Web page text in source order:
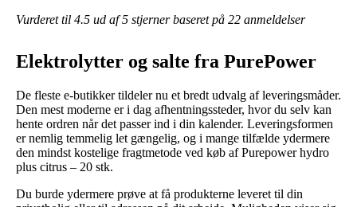
Vurderet til 4.5 ud af 5 stjerner baseret på 22 anmeldelser
Elektrolytter og salte fra PurePower
De fleste e-butikker tildeler nu et bredt udvalg af leveringsmåder.
Den mest moderne er i dag afhentningssteder, hvor du selv kan
hente ordren når det passer ind i din kalender. Leveringsformen
er nemlig temmelig let gængelig, og i mange tilfælde ydermere
den mindst kostelige fragtmetode ved køb af Purepower hydro
plus citrus – 20 stk.
Du burde ydermere prøve at få produkterne leveret til din